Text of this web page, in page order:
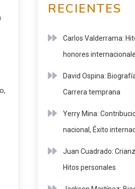
RECIENTES
Carlos Valderrama:
honores
David Ospina:
Carrera temprana
Yerry Mina:
nacional, Éxito
Juan Cuadrado:
Hitos personales